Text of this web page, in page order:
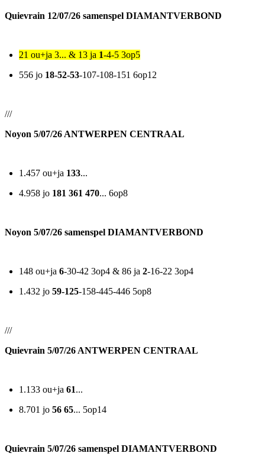
Quievrain 12/07/26 samenspel DIAMANTVERBOND
21 ou+ja 3... & 13 ja 1-4-5 3op5
556 jo 18-52-53-107-108-151 6op12
///
Noyon 5/07/26 ANTWERPEN CENTRAAL
1.457 ou+ja 133...
4.958 jo 181 361 470... 6op8
Noyon 5/07/26 samenspel DIAMANTVERBOND
148 ou+ja 6-30-42 3op4 & 86 ja 2-16-22 3op4
1.432 jo 59-125-158-445-446 5op8
///
Quievrain 5/07/26 ANTWERPEN CENTRAAL
1.133 ou+ja 61...
8.701 jo 56 65... 5op14
Quievrain 5/07/26 samenspel DIAMANTVERBOND